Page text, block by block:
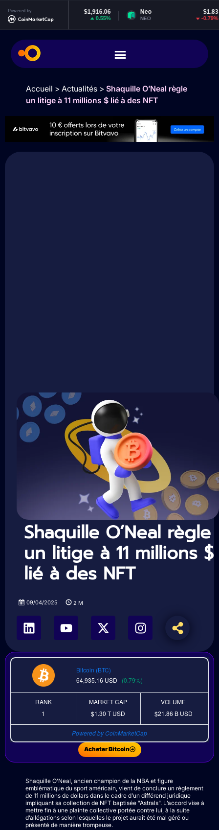
Powered by
Ethereum
ETH
Neo
NEO
Accueil > Actualités> Shaquille O’Neal règle
un litige à 11 millions $ lié à des NFT
Shaquille O’Neal règle
un litige à 11 millions $
lié à des NFT
09/04/2025 2 M
Bitcoin (BTC)
64,935.16 USD (0.79%)
RANK
1
MARKET CAP
$1.30 TUSD
VOLUME
$21.86 B USD
Powered by CoinMarketCap
Acheter Bitcoin
Shaquille O’Neal, ancien champion de la NBA et figure
emblématique du sport américain, vient de conclure un règlement
de 11 millions de dollars dans le cadre d’un différend juridique
impliquant sa collection de NFT baptisée "Astrals". L’accord vise à
mettre fin à une plainte collective portée contre lui, à la suite
d’allégations selon lesquelles le projet aurait été mal géré ou
présenté de manière trompeuse.